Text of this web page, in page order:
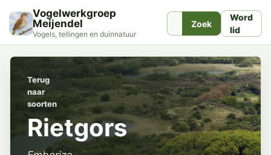
Vogelwerkgroep
Meijendel
Vogels, tellingen en duinnatuur
Zoek
Word
lid
Terug
naar
soorten
Rietgors